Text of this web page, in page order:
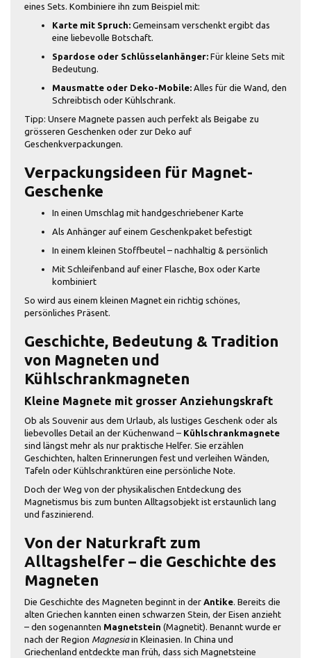
eines Sets. Kombiniere ihn zum Beispiel mit:
Karte mit Spruch: Gemeinsam verschenkt ergibt das
eine liebevolle Botschaft.
Spardose oder Schlüsselanhänger: Für kleine Sets mit
Bedeutung.
Mausmatte oder Deko-Mobile: Alles für die Wand, den
Schreibtisch oder Kühlschrank.
Tipp: Unsere Magnete passen auch perfekt als Beigabe zu
grösseren Geschenken oder zur Deko auf
Geschenkverpackungen.
Verpackungsideen für Magnet-
Geschenke
In einen Umschlag mit handgeschriebener Karte
Als Anhänger auf einem Geschenkpaket befestigt
In einem kleinen Stoffbeutel – nachhaltig & persönlich
Mit Schleifenband auf einer Flasche, Box oder Karte
kombiniert
So wird aus einem kleinen Magnet ein richtig schönes,
persönliches Präsent.
Geschichte, Bedeutung & Tradition
von Magneten und
Kühlschrankmagneten
Kleine Magnete mit grosser Anziehungskraft
Ob als Souvenir aus dem Urlaub, als lustiges Geschenk oder als
liebevolles Detail an der Küchenwand – Kühlschrankmagnete
sind längst mehr als nur praktische Helfer. Sie erzählen
Geschichten, halten Erinnerungen fest und verleihen Wänden,
Tafeln oder Kühlschranktüren eine persönliche Note.
Doch der Weg von der physikalischen Entdeckung des
Magnetismus bis zum bunten Alltagsobjekt ist erstaunlich lang
und faszinierend.
Von der Naturkraft zum
Alltagshelfer – die Geschichte des
Magneten
Die Geschichte des Magneten beginnt in der Antike . Bereits die
alten Griechen kannten einen schwarzen Stein, der Eisen anzieht
– den sogenannten Magnetstein (Magnetit). Benannt wurde er
nach der Region Magnesiain Kleinasien. In China und
Griechenland entdeckte man früh, dass sich Magnetsteine